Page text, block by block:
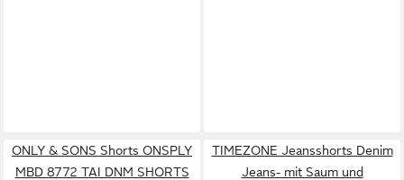
ONLY & SONS Shorts ONSPLY
MBD 8772 TAI DNM SHORTS
TIMEZONE Jeansshorts Denim
Jeans- mit Saum und